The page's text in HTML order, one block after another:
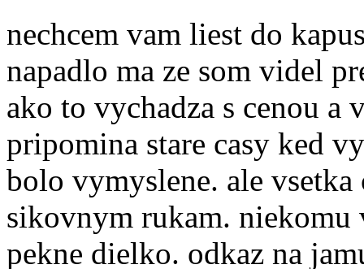
nechcem vam liest do
napadlo ma ze som videl
ako to vychadza s cenou a
pripomina stare casy ked
bolo vymyslene. ale vsetka
sikovnym rukam. niekomu
pekne dielko. odkaz na